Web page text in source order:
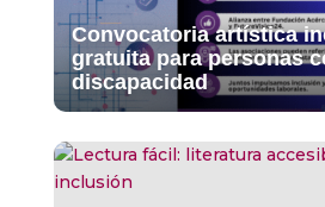
Convocatoria artística
gratuita para personas
discapacidad